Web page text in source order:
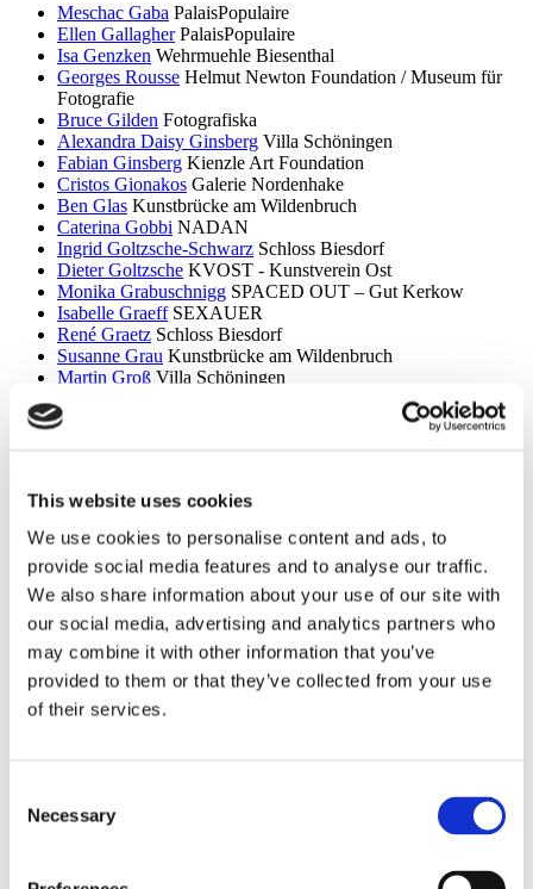
This website uses cookies
We use cookies to personalise content and ads, to
provide social media features and to analyse our traffic.
We also share information about your use of our site with
our social media, advertising and analytics partners who
may combine it with other information that you’ve
provided to them or that they’ve collected from your use
of their services.
Selection
Necessary
Meschac Gaba PalaisPopulaire
Ellen Gallagher PalaisPopulaire
Isa Genzken Wehrmuehle Biesenthal
Georges Rousse Helmut Newton Foundation / Museum für
Fotografie
Bruce Gilden Fotografiska
Alexandra Daisy Ginsberg Villa Schöningen
Fabian Ginsberg Kienzle Art Foundation
Cristos Gionakos Galerie Nordenhake
Ben Glas Kunstbrücke am Wildenbruch
Caterina Gobbi NADAN
Ingrid Goltzsche-Schwarz Schloss Biesdorf
Dieter Goltzsche KVOST - Kunstverein Ost
Monika Grabuschnigg SPACED OUT – Gut Kerkow
Isabelle Graeff SEXAUER
René Graetz Schloss Biesdorf
Susanne Grau Kunstbrücke am Wildenbruch
Martin Groß Villa Schöningen
Kunstraum Kreuzberg/Bethanien
Carla Guagliardi
Günter Umberg, Stanley Whitney
Robert Haas
Haus am Waldsee
Marcia Hafif
Galerie Nordenhake
Trulee Hall Villa Schöningen
Richard Hamilton Edition Block
Barbara Hammer Villa Schöningen
Hans Ticha KVOST - Kunstverein Ost
Harald Krainer, Lutz Marx, Herbert Meyer, Veronika Patzuda,
Lukas Heerich